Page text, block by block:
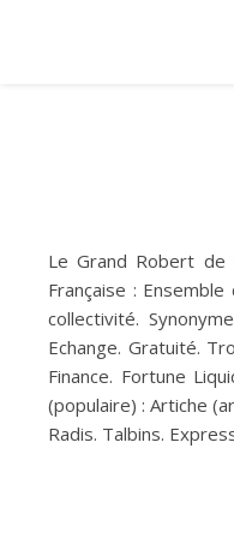
Le Grand Robert de
Française :
collectivité.
Echange. Gratuité.
Finance. Fortune
(populaire) : Artiche
Radis. Talbins.